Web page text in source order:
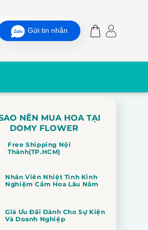
Gửi tin nhắn
NÊN MUA HOA TẠI
DOMY FLOWER
Free Shipping Nội
Thành(TP.HCM)
Nhân Viên Nhiệt Tình Kinh
Nghiệm Cắm Hoa Lâu Năm
Giá Ưu Đãi Dành Cho Sự Kiện
Và Doanh Nghiệp